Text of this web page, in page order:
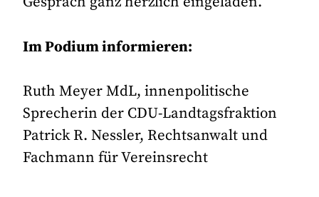
Im Podium informieren:
Ruth Meyer MdL, innenpolitische
Sprecherin der CDU-Landtagsfraktion
Patrick R. Nessler, Rechtsanwalt und
Fachmann für Vereinsrecht